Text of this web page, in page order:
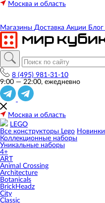
Москва и область
Магазины Доставка Акции Блог
8 (495) 981-31-10
9:00 — 22:00, ежедневно
Москва и область
LEGO
Все конструкторы Lego Новинки
Коллекционные наборы
Уникальные наборы
4+
ART
Animal Crossing
Architecture
Botanicals
BrickHeadz
City
Classic